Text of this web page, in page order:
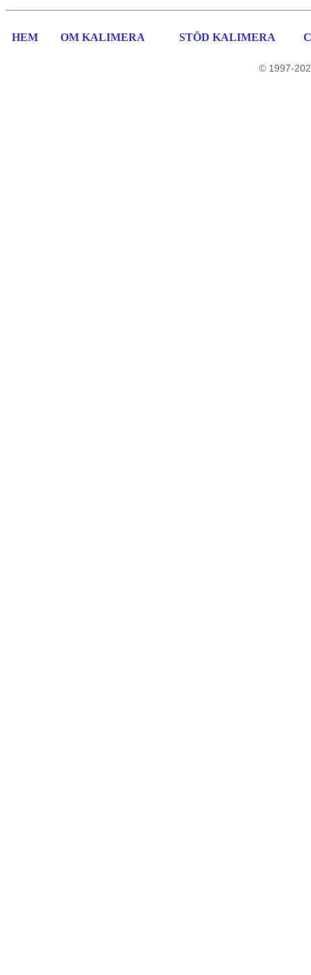
HEM OM KALIMERA STÖD KALIMERA
© 1997-